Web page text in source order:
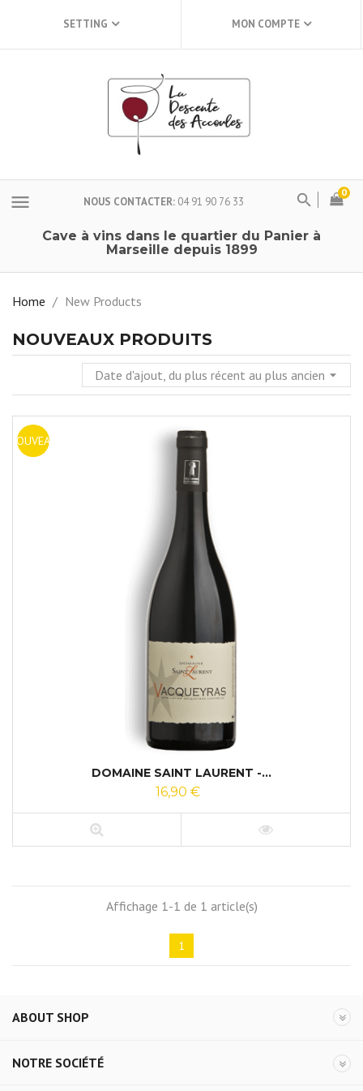
SETTING MON COMPTE
menu NOUS CONTACTER 04 91 90 76 33
0
Cave à vins dans le quartier du Panier à
Marseille depuis 1899
Home / New Products
NOUVEAUX PRODUITS
Date d'ajout, du plus récent au plus ancien arrow_drop_down
NOUVEAU
DOMAINE SAINT LAURENT -...
16,90 €
Affichage 1-1 de 1 article(s)
1
ABOUT SHOP
NOTRE SOCIÉTÉ